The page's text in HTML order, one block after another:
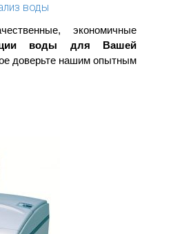
воды
экономичные
воды для Вашей
доверьте нашим опытным